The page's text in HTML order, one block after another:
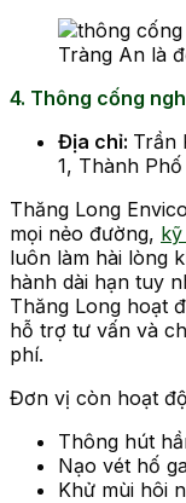
Tràng An là
4. Thông cống
Địa chỉ: Trần
1, Thành
Thăng Long
mọi nẻo đường,
luôn làm hài lòng
hành dài hạn tuy
Thăng Long hoạt
hỗ trợ tư vấn và
phí.
Đơn vị còn hoạt
Thông hút
Nạo vét hố
Khử mùi hôi